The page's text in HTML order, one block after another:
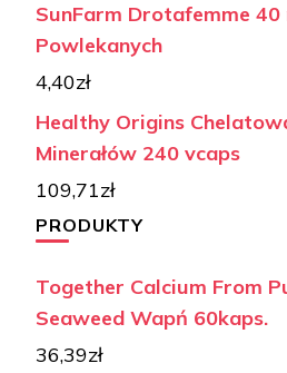
SunFarm Drotafemme
Powlekanych
4,40zł
Healthy Origins
Minerałów 240 vcaps
109,71zł
PRODUKTY
Together Calcium From
Seaweed Wapń 60kaps.
36,39zł